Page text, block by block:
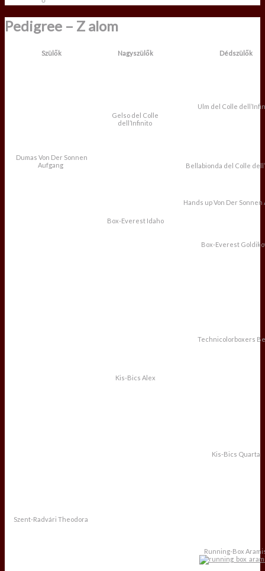
Pedigree – Z alom
Szülők Nagyszülők Dédszülők
Dumas Von Der Sonnen
Aufgang
Gelso del Colle
dell’Infinito
Ulm del Colle
Bellabionda del Colle
Box-Everest Idaho
Hands up Von Der
Box-Everest
Szent-Radvári Theodora
Kis-Bics Alex
Technicolorboxers
Kis-Bics Quarta
Running-Box